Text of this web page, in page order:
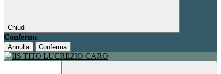
Chiudi
Conferma
Annulla Conferma